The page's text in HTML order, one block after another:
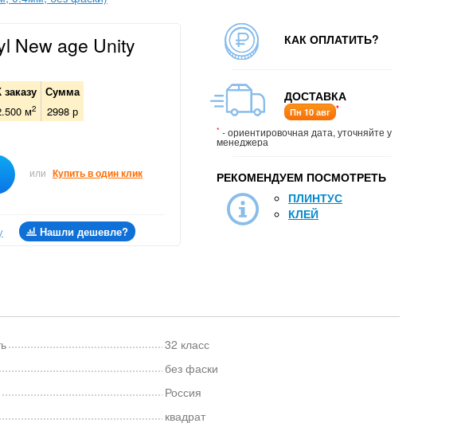
New age Unity
заказу Сумма
м2 2998 р
или Купить в один клик
Нашли дешевле?
КАК ОПЛАТИТЬ?
ДОСТАВКА
Пн 10 авг *
* - ориентировочная дата, уточняйте у
менеджера
РЕКОМЕНДУЕМ ПОСМОТРЕТЬ
ПЛИНТУС
КЛЕЙ
32 класс
без фаски
Россия
квадрат